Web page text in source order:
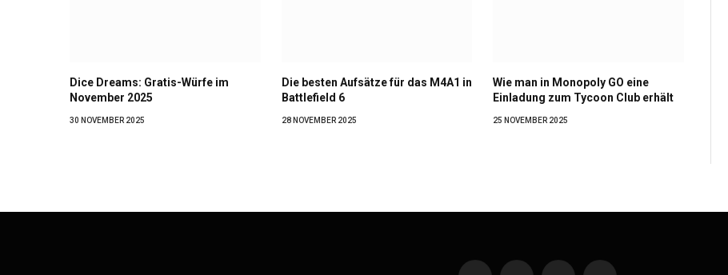
Dice Dreams: Gratis-Würfe im
November 2025
30 NOVEMBER 2025
Die besten Aufsätze für das M4A1 in
Battlefield 6
28 NOVEMBER 2025
Wie man in Monopoly GO eine
Einladung zum Tycoon Club erhält
25 NOVEMBER 2025